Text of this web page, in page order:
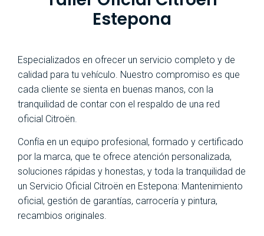
Estepona
Especializados en ofrecer un servicio completo y de
calidad para tu vehículo. Nuestro compromiso es que
cada cliente se sienta en buenas manos, con la
tranquilidad de contar con el respaldo de una red
oficial Citroën.
Confía en un equipo profesional, formado y certificado
por la marca, que te ofrece atención personalizada,
soluciones rápidas y honestas, y toda la tranquilidad de
un Servicio Oficial Citroën en Estepona: Mantenimiento
oficial, gestión de garantías, carrocería y pintura,
recambios originales.